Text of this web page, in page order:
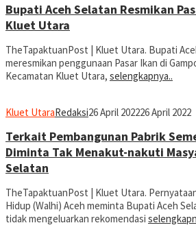
Bupati Aceh Selatan Resmikan
Kluet Utara
TheTapaktuanPost | Kluet Utara. Bupati
meresmikan penggunaan Pasar Ikan di
Kecamatan Kluet Utara, selengkapnya..
Kluet UtaraRedaksi26 April 202226 April 2022
Terkait Pembangunan Pabrik
Diminta Tak Menakut-nakuti
Selatan
TheTapaktuanPost | Kluet Utara.
Hidup (Walhi) Aceh meminta Bupati Aceh
tidak mengeluarkan rekomendasi